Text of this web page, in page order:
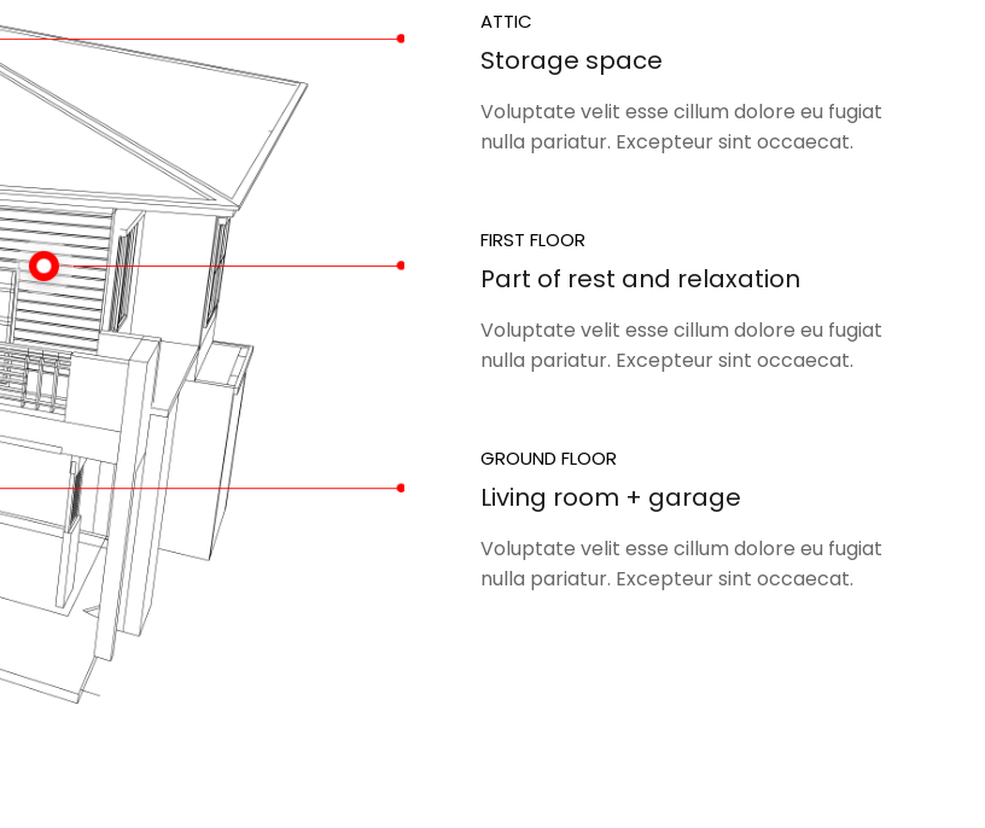
ATTIC
Storage space
Voluptate velit esse cillum dolore eu fugiat
nulla pariatur. Excepteur sint occaecat.
FIRST FLOOR
Part of rest and relaxation
Voluptate velit esse cillum dolore eu fugiat
nulla pariatur. Excepteur sint occaecat.
GROUND FLOOR
Living room + garage
Voluptate velit esse cillum dolore eu fugiat
nulla pariatur. Excepteur sint occaecat.